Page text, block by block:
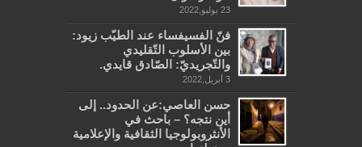
23 يوليو,2022
فنّ الفسيفساء عند الطيّب زيود:
بين الأسلوب التّقليدي
والتّجريديّ: الصّادق قايدي.
3 أبريل,2022
حسن العاصي:عن الحدود.. إلى
أين نتجه؟ – باحث في
الأنثروبولوجيا الثقافية والإعلامية